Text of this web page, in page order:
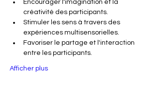
Encourager l'imagination et la
créativité des participants.
Stimuler les sens à travers des
expériences multisensorielles.
Favoriser le partage et l'interaction
entre les participants.
Afficher plus